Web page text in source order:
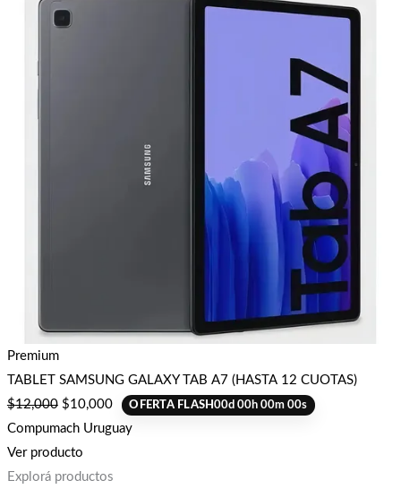
Premium
TABLET SAMSUNG GALAXY TAB A7 (HASTA 12 CUOTAS)
$12,000 $10,000 OFERTA FLASH00d00h00m00s
Compumach Uruguay
Ver producto
Explorá productos